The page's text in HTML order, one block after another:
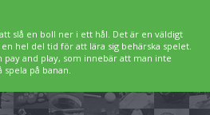
slå en boll ner i ett hål. Det är en väldigt
hel del tid för att lära sig behärska spelet.
and play, som innebär att man inte
på banan.